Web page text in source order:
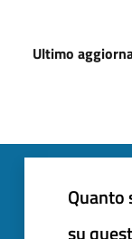
Ultimo
Quanto
su